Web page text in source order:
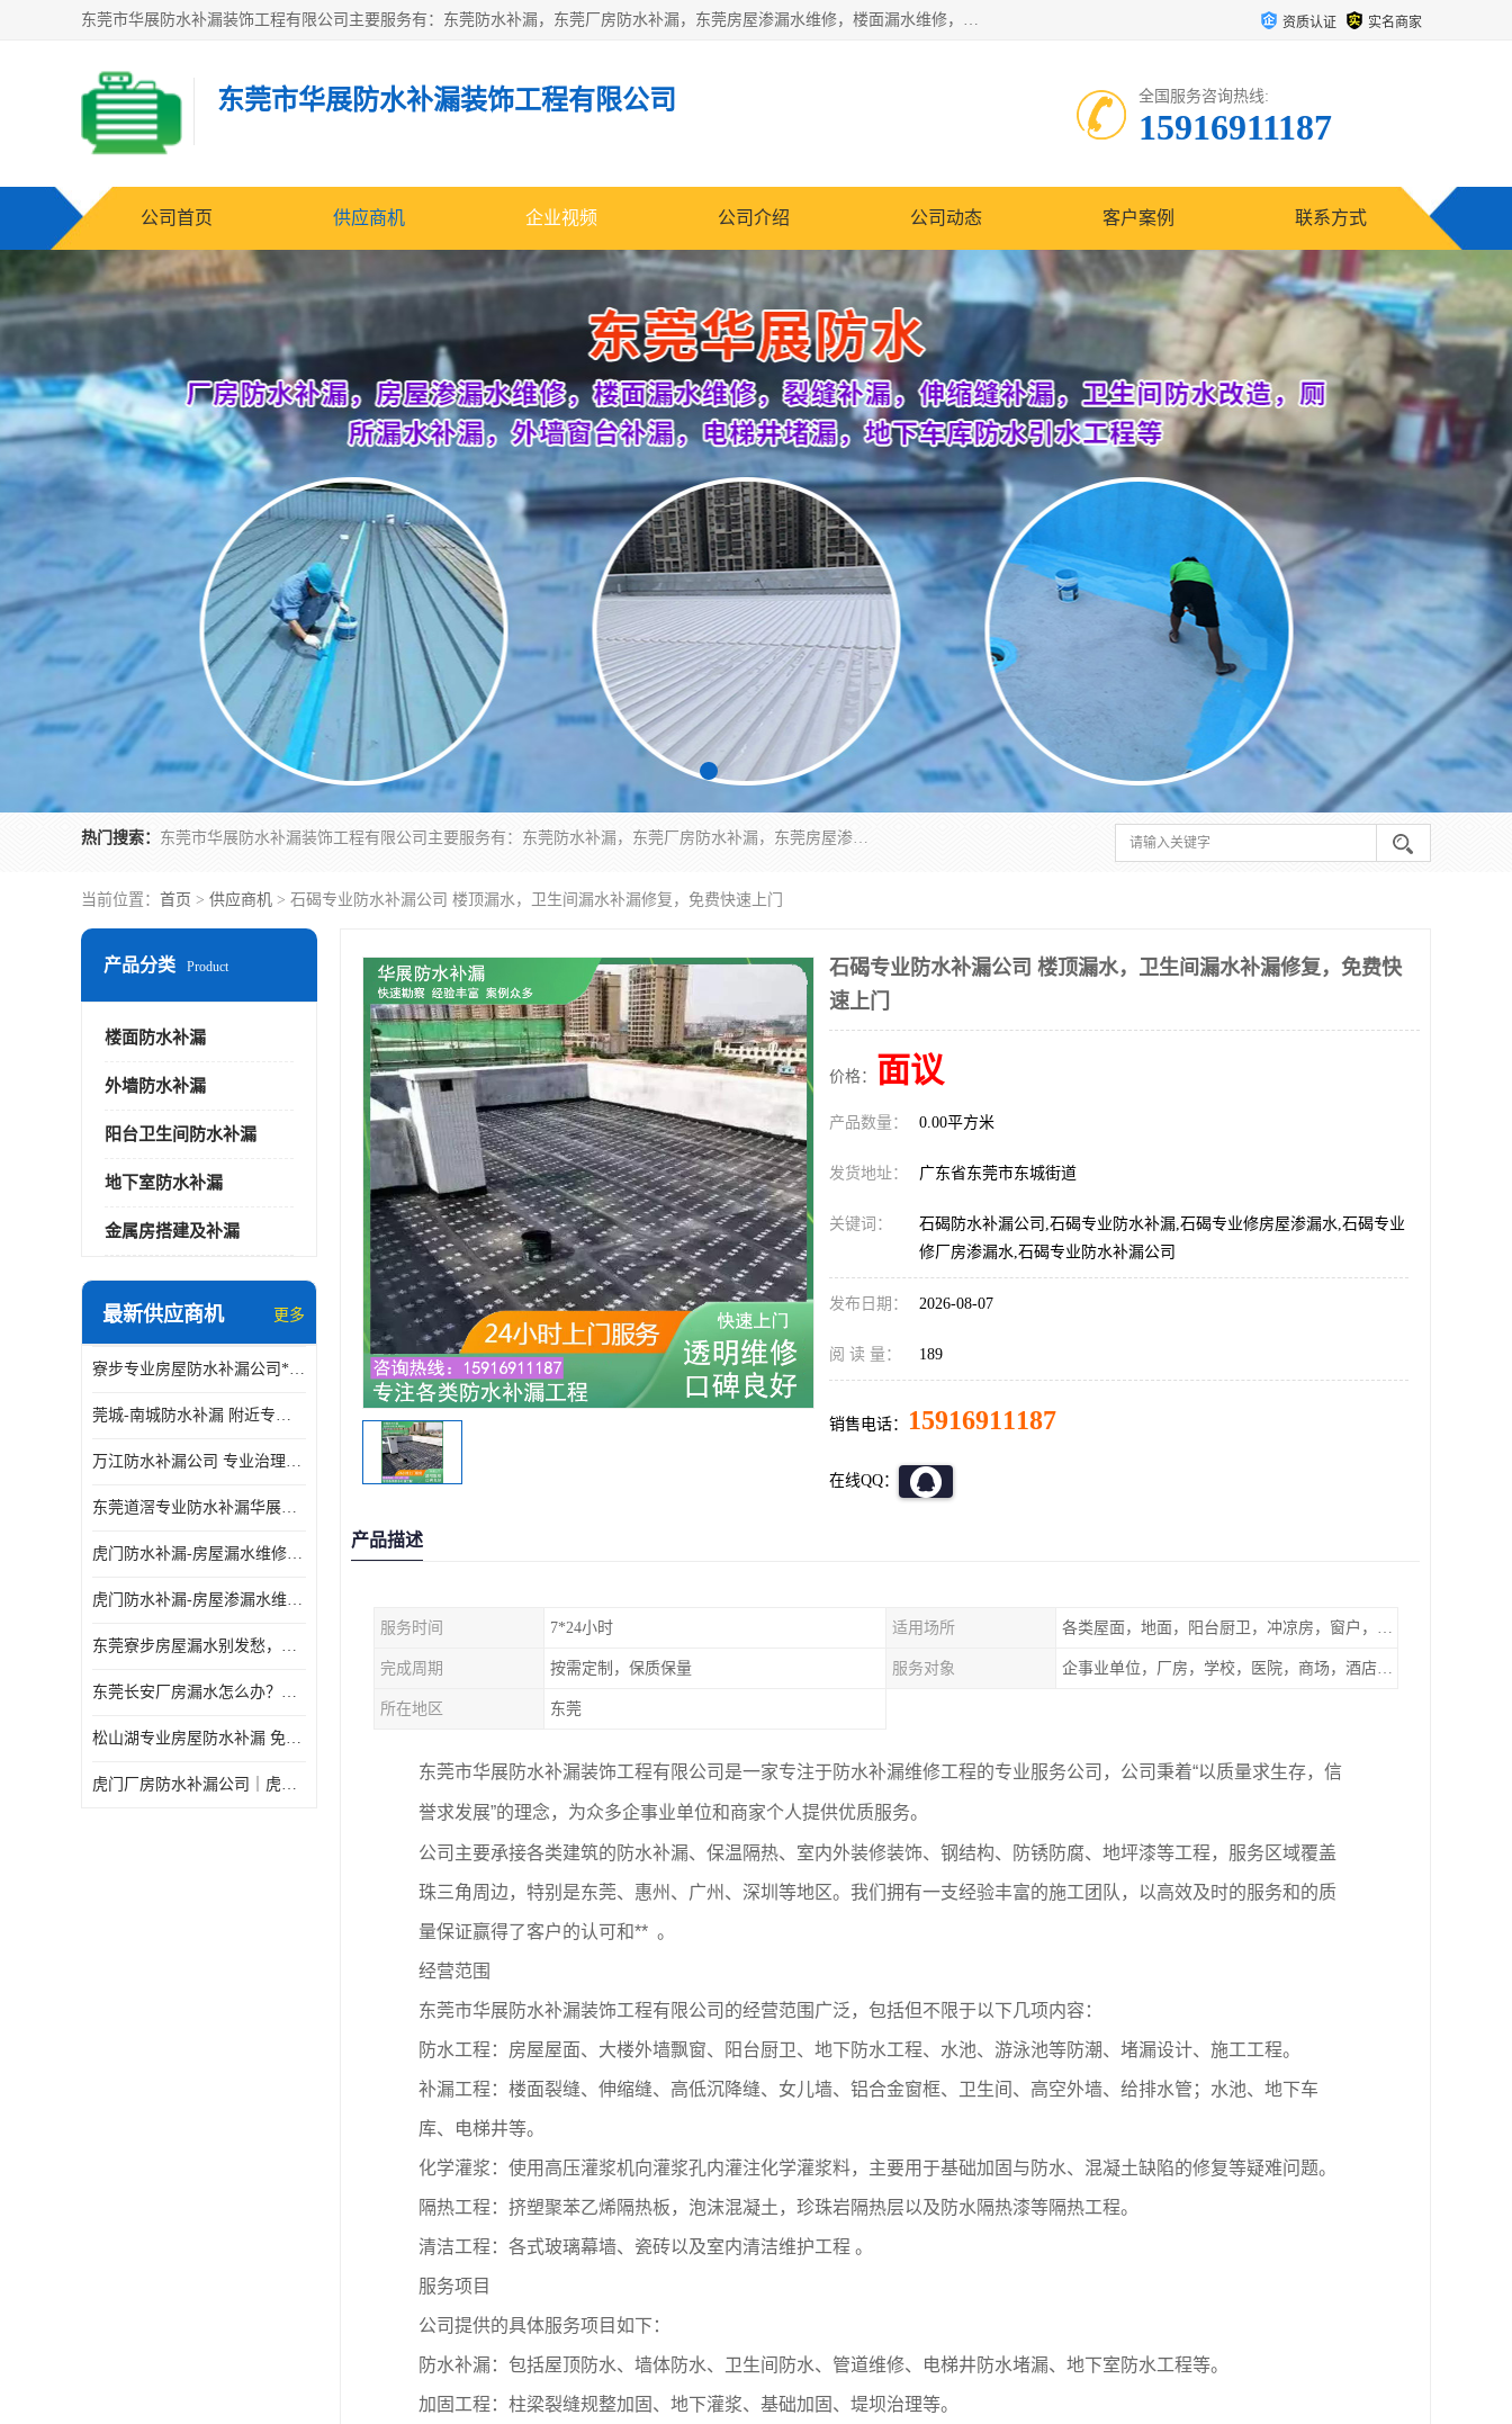
东莞市华展防水补漏装饰工程有限公司主要服务有：东莞防水补漏，东莞厂房防水补漏，东莞房屋渗漏水维修，楼面漏水维修，裂缝补漏，伸缩缝补漏，卫生间防水改造，厕所漏水补漏，外墙窗台补漏，电梯井堵漏，地下车库防水引水工程等 资质认证 实名商家
东莞市华展防水补漏装饰工程有限公司 全国服务咨询热线:
15916911187
公司首页 供应商机 企业视频 公司介绍 公司动态 客户案例 联系方式
热门搜索： 东莞市华展防水补漏装饰工程有限公司主要服务有：东莞防水补漏，东莞厂房防水补漏，东莞房屋渗漏水维修，楼面漏水维修，裂缝补漏，伸缩缝补漏，卫生间防水改造，厕所漏水补漏，外墙窗台补漏，电梯井堵漏，地下车库防水引水工程等
当前位置： 首页 > 供应商机 > 石碣专业防水补漏公司 楼顶漏水，卫生间漏水补漏修复，免费快速上门
产品分类 Product
楼面防水补漏
外墙防水补漏
阳台卫生间防水补漏
地下室防水补漏
金属房搭建及补漏
最新供应商机 更多
寮步专业房屋防水补漏公司*华展防水，值得信赖的选择
莞城-南城防水补漏 附近专修房屋漏水 免费上门看现场 修不好不收费
万江防水补漏公司 专业治理各项建筑物渗漏水 精准选材 快速止水
东莞道滘专业防水补漏华展防水更专业，及时高效，五年质保
虎门防水补漏-房屋漏水维修 免费上门提供方案 高效解决渗漏水问题
虎门防水补漏-房屋渗漏水维修 免费上门提供方案 验收合格再收费
东莞寮步房屋漏水别发愁，华展防水为您解烦忧！
东莞长安厂房漏水怎么办？华展防水24小时解决渗漏难题
松山湖专业房屋防水补漏 免费上门看现场，快速提供可靠方案
虎门厂房防水补漏公司｜虎门专修厂房渗漏水｜虎门楼面漏水补漏
石碣专业防水补漏公司 楼顶漏水，卫生间漏水补漏修复，免费快
速上门
价格： 面议
产品数量： 0.00平方米
发货地址： 广东省东莞市东城街道
关键词：
石碣防水补漏公司,石碣专业防水补漏,石碣专业修房屋渗漏水,石碣专业
修厂房渗漏水,石碣专业防水补漏公司
发布日期： 2026-08-07
阅 读 量： 189
销售电话： 15916911187
在线QQ：
产品描述
服务时间 7*24小时 适用场所 各类屋面，地面，阳台厨卫，冲凉房，窗户，地下室等
完成周期 按需定制，保质保量 服务对象 企事业单位，厂房，学校，医院，商场，酒店，小区物业，商家居民住户等
所在地区 东莞
东莞市华展防水补漏装饰工程有限公司是一家专注于防水补漏维修工程的专业服务公司，公司秉着“以质量求生存，信
誉求发展”的理念，为众多企事业单位和商家个人提供优质服务。
公司主要承接各类建筑的防水补漏、保温隔热、室内外装修装饰、钢结构、防锈防腐、地坪漆等工程，服务区域覆盖
珠三角周边，特别是东莞、惠州、广州、深圳等地区。我们拥有一支经验丰富的施工团队，以高效及时的服务和的质
量保证赢得了客户的认可和** 。
经营范围
东莞市华展防水补漏装饰工程有限公司的经营范围广泛，包括但不限于以下几项内容：
防水工程：房屋屋面、大楼外墙飘窗、阳台厨卫、地下防水工程、水池、游泳池等防潮、堵漏设计、施工工程。
补漏工程：楼面裂缝、伸缩缝、高低沉降缝、女儿墙、铝合金窗框、卫生间、高空外墙、给排水管；水池、地下车
库、电梯井等。
化学灌浆：使用高压灌浆机向灌浆孔内灌注化学灌浆料，主要用于基础加固与防水、混凝土缺陷的修复等疑难问题。
隔热工程：挤塑聚苯乙烯隔热板，泡沫混凝土，珍珠岩隔热层以及防水隔热漆等隔热工程。
清洁工程：各式玻璃幕墙、瓷砖以及室内清洁维护工程 。
服务项目
公司提供的具体服务项目如下：
防水补漏：包括屋顶防水、墙体防水、卫生间防水、管道维修、电梯井防水堵漏、地下室防水工程等。
加固工程：柱梁裂缝规整加固、地下灌浆、基础加固、堤坝治理等。